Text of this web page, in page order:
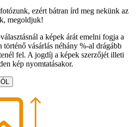
ezért bátran írd meg nekünk az
megoldjuk!
a képek árát emelni fogja a
vásárlás néhány %-al drágább
fel. A jogdíj a képek szerzőjét illeti
kép nyomtatásakor.